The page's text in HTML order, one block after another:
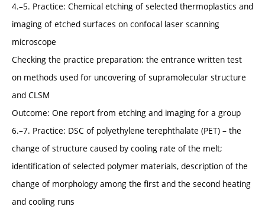
4.–5. Practice: Chemical etching of selected thermoplastics and
imaging of etched surfaces on confocal laser scanning
microscope
Checking the practice preparation: the entrance written test
on methods used for uncovering of supramolecular structure
and CLSM
Outcome: One report from etching and imaging for a group
6.–7. Practice: DSC of polyethylene terephthalate (PET) – the
change of structure caused by cooling rate of the melt;
identification of selected polymer materials, description of the
change of morphology among the first and the second heating
and cooling runs